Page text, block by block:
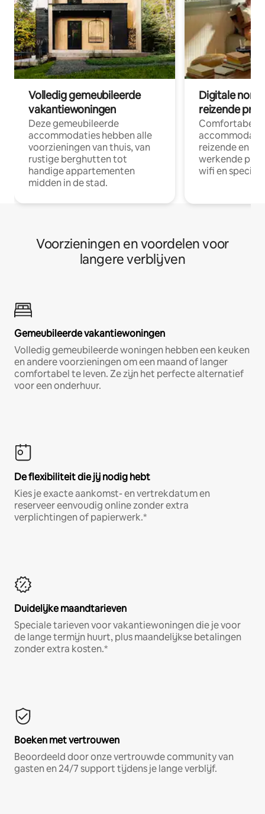
Volledig gemeubileerde
vakantiewoningen
Deze gemeubileerde
accommodaties hebben alle
voorzieningen van thuis, van
rustige berghutten tot
handige appartementen
midden in de stad.
Digitale
reizende
Comfortabele
reizende en
werkende
wifi en
Voorzieningen en voordelen voor
langere verblijven
Gemeubileerde vakantiewoningen
Volledig gemeubileerde woningen hebben een keuken
en andere voorzieningen om een maand of langer
comfortabel te leven. Ze zijn het perfecte alternatief
voor een onderhuur.
De flexibiliteit die jij nodig hebt
Kies je exacte aankomst- en vertrekdatum en
reserveer eenvoudig online zonder extra
verplichtingen of papierwerk.*
Duidelijke maandtarieven
Speciale tarieven voor vakantiewoningen die je voor
de lange termijn huurt, plus maandelijkse betalingen
zonder extra kosten.*
Boeken met vertrouwen
Beoordeeld door onze vertrouwde community van
gasten en 24/7 support tijdens je lange verblijf.